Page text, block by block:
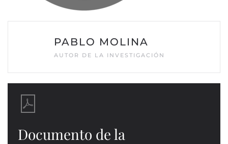
PABLO MOLINA
AUTOR DE LA INVESTIGACIÓN
Documento de la